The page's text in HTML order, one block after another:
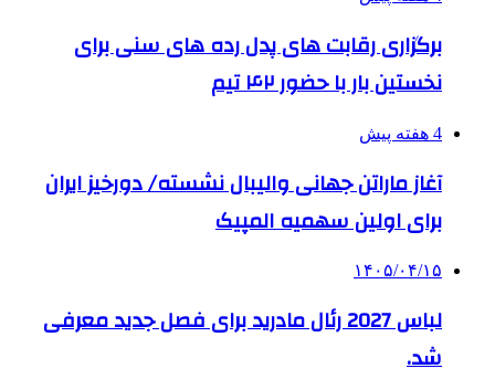
برگزاری رقابت های پدل رده های سنی برای
نخستین بار با حضور ۴۲ تیم
4 هفته پیش
آغاز ماراتن جهانی والیبال نشسته/ دورخیز ایران
برای اولین سهمیه المپیک
۱۴۰۵/۰۴/۱۵
لباس 2027 رئال مادرید برای فصل جدید معرفی
شد.